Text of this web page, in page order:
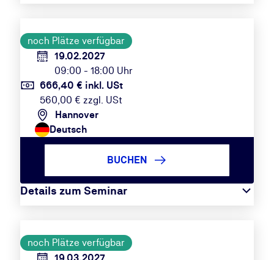
noch Plätze verfügbar
19.02.2027
09:00 - 18:00 Uhr
666,40 € inkl. USt
560,00 € zzgl. USt
Hannover
Deutsch
Details zum Seminar
BUCHEN
noch Plätze verfügbar